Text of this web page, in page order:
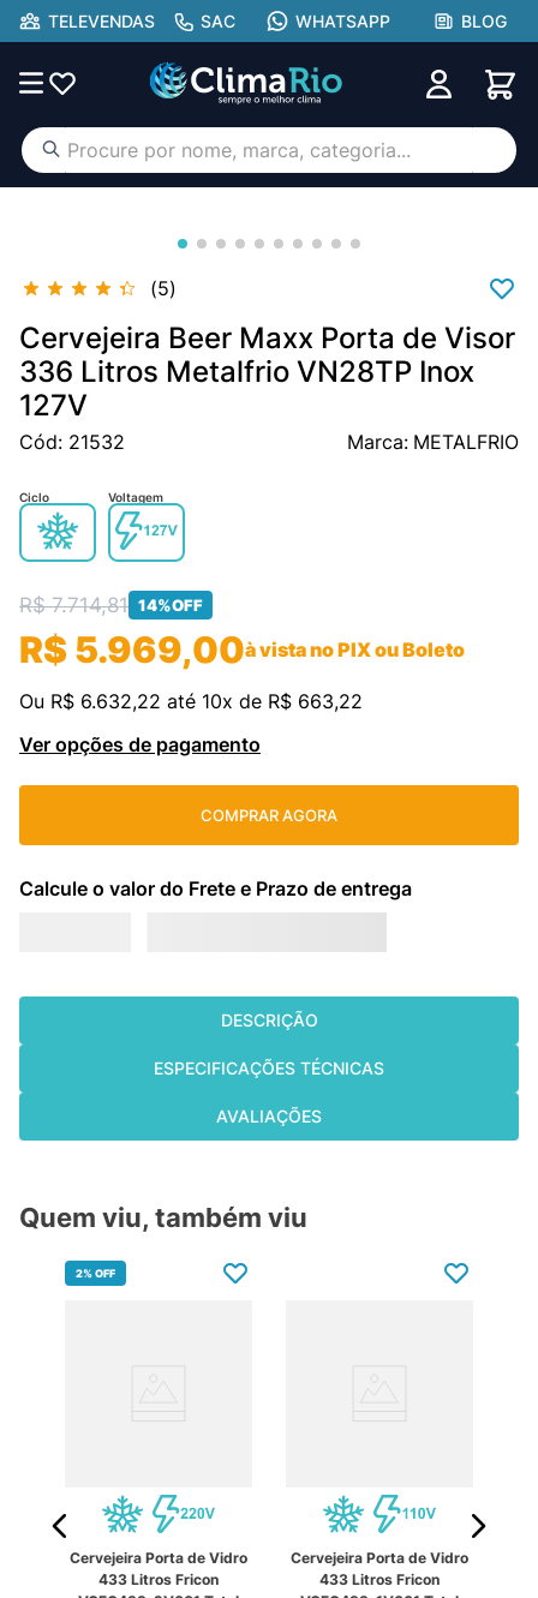
TELEVENDAS SAC WHATSAPP BLOG
Procure por nome, marca, categoria...
5
Cervejeira Beer Maxx Porta de Visor
336 Litros Metalfrio VN28TP Inox
127V
Cód: 21532 METALFRIO
Ciclo Voltagem
R$ 7.714,81 14%OFF
R$5.969,00à vista no PIX ou Boleto
Ou R$ 6.632,22 até 10x de R$ 663,22
Ver opções de pagamento
COMPRAR AGORA
DESCRIÇÃO
ESPECIFICAÇÕES TÉCNICAS
AVALIAÇÕES
Quem viu, também viu
2%OFF
Cervejeira Porta de Vidro
433 Litros Fricon
Cervejeira Porta de Vidro
433 Litros Fricon
ar condicionado
2º aufit
4º hisense portátil
5 º tcl
6º hisense
7 midea
8º gree
10 º fujitsu